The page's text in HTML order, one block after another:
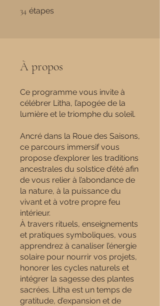
34 étapes
À propos
Ce programme vous invite à
célébrer Litha, l’apogée de la
lumière et le triomphe du soleil.
Ancré dans la Roue des Saisons,
ce parcours immersif vous
propose d’explorer les traditions
ancestrales du solstice d’été afin
de vous relier à l’abondance de
la nature, à la puissance du
vivant et à votre propre feu
intérieur.
À travers rituels, enseignements
et pratiques symboliques, vous
apprendrez à canaliser l’énergie
solaire pour nourrir vos projets,
honorer les cycles naturels et
intégrer la sagesse des plantes
sacrées. Litha est un temps de
gratitude, d’expansion et de